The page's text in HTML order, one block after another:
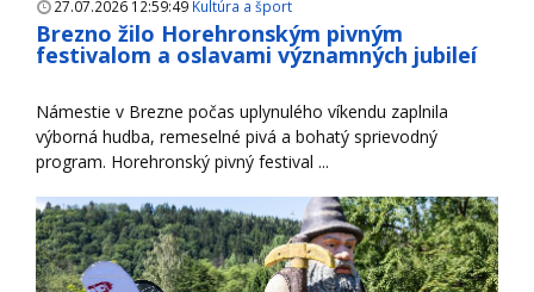
27.07.2026 12:59:49 Kultúra a šport
Brezno žilo Horehronským pivným
festivalom a oslavami významných jubileí
Námestie v Brezne počas uplynulého víkendu zaplnila
výborná hudba, remeselné pivá a bohatý sprievodný
program. Horehronský pivný festival ...